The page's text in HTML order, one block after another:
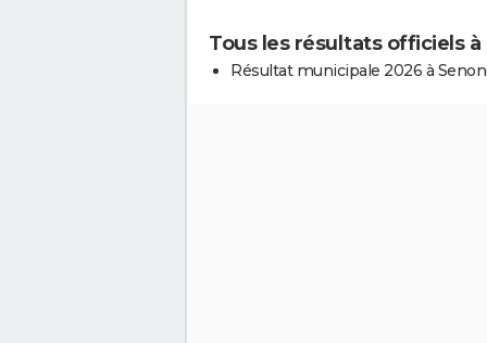
Tous les résultats officiels à
Résultat municipale 2026 à